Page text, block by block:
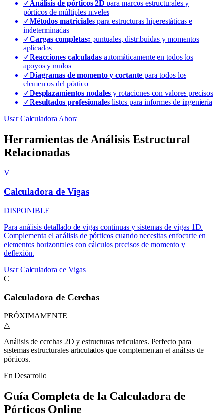
✓Análisis de pórticos 2D para marcos estructurales y
pórticos de múltiples niveles
✓Métodos matriciales para estructuras hiperestáticas e
indeterminadas
✓Cargas completas: puntuales, distribuidas y momentos
aplicados
✓Reacciones calculadas automáticamente en todos los
apoyos y nudos
✓Diagramas de momento y cortante para todos los
elementos del pórtico
✓Desplazamientos nodales y rotaciones con valores precisos
✓Resultados profesionales listos para informes de ingeniería
Usar Calculadora Ahora
Herramientas de Análisis Estructural
Relacionadas
V
Calculadora de Vigas
DISPONIBLE
Para análisis detallado de vigas continuas y sistemas de vigas 1D.
Complementa el análisis de pórticos cuando necesitas enfocarte en
elementos horizontales con cálculos precisos de momento y
deflexión.
Usar Calculadora de Vigas
C
Calculadora de Cerchas
PRÓXIMAMENTE
△
Análisis de cerchas 2D y estructuras reticulares. Perfecto para
sistemas estructurales articulados que complementan el análisis de
pórticos.
En Desarrollo
Guía Completa de la Calculadora de
Pórticos Online